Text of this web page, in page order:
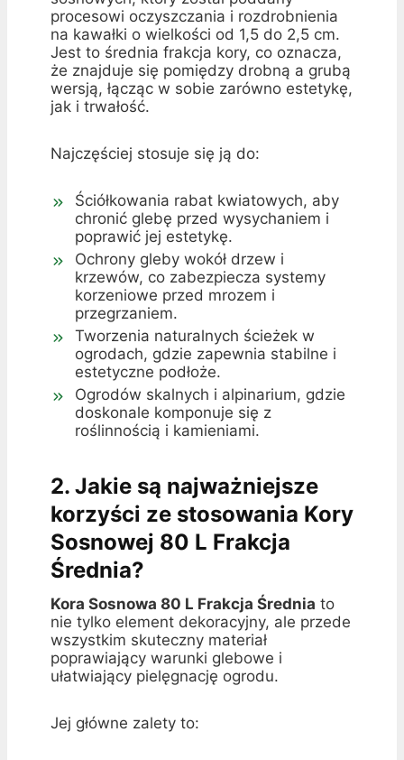
procesowi oczyszczania i rozdrobnienia
na kawałki o wielkości od 1,5 do 2,5 cm.
Jest to średnia frakcja kory, co oznacza,
że znajduje się pomiędzy drobną a grubą
wersją, łącząc w sobie zarówno estetykę,
jak i trwałość.
Najczęściej stosuje się ją do:
Ściółkowania rabat kwiatowych, aby
chronić glebę przed wysychaniem i
poprawić jej estetykę.
Ochrony gleby wokół drzew i
krzewów, co zabezpiecza systemy
korzeniowe przed mrozem i
przegrzaniem.
Tworzenia naturalnych ścieżek w
ogrodach, gdzie zapewnia stabilne i
estetyczne podłoże.
Ogrodów skalnych i alpinarium, gdzie
doskonale komponuje się z
roślinnością i kamieniami.
2. Jakie są najważniejsze
korzyści ze stosowania Kory
Sosnowej 80 L Frakcja
Średnia?
Kora Sosnowa 80 L Frakcja Średnia to
nie tylko element dekoracyjny, ale przede
wszystkim skuteczny materiał
poprawiający warunki glebowe i
ułatwiający pielęgnację ogrodu.
Jej główne zalety to: